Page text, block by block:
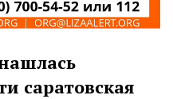
саратовская